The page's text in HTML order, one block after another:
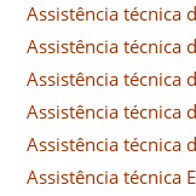
Assistência técnica
Assistência técnica
Assistência técnica
Assistência técnica
Assistência técnica
Assistência técnica